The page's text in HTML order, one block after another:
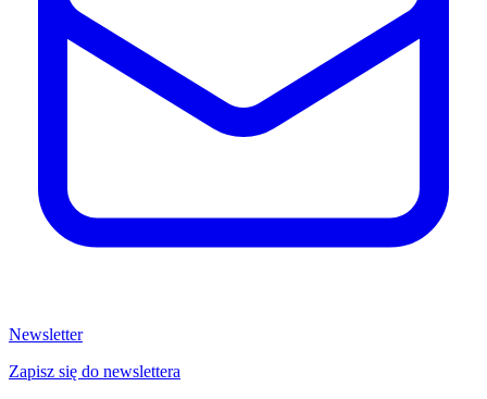
Newsletter
Zapisz się do newslettera